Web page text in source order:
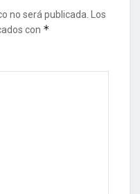
no será publicada.
Los
con *